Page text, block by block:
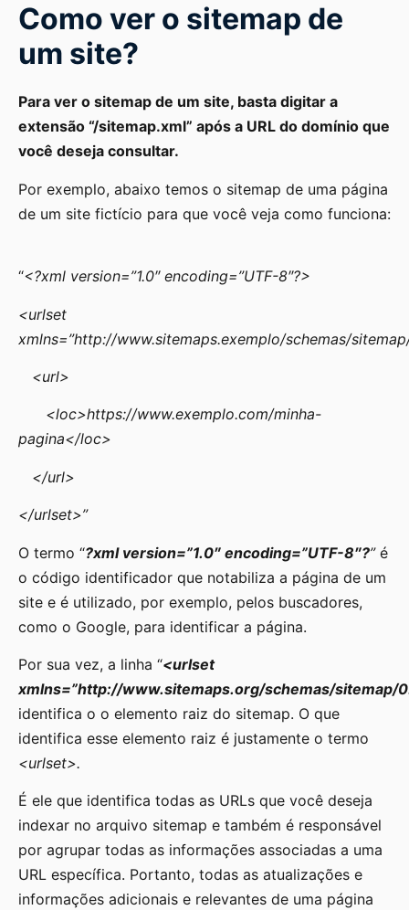
Como ver o sitemap de
um site?
Para ver o sitemap de um site, basta digitar a
extensão “/sitemap.xml” após a URL do domínio que
você deseja consultar.
Por exemplo, abaixo temos o sitemap de uma página
de um site fictício para que você veja como funciona:
“<?xml version=”1.0″ encoding=”UTF-8″?>
<urlset
xmlns=”http://www.sitemaps.exemplo/schemas/
<url>
<loc>https://www.exemplo.com/minha-
pagina</loc>
</url>
</urlset>”
O termo “?xml version=”1.0″ encoding=”UTF-8″?”é
o código identificador que notabiliza a página de um
site e é utilizado, por exemplo, pelos buscadores,
como o Google, para identificar a página.
Por sua vez, a linha “<urlset
xmlns=”http://www.sitemaps.org/schemas/sitemap/
identifica o o elemento raiz do sitemap. O que
identifica esse elemento raiz é justamente o termo
<urlset>.
É ele que identifica todas as URLs que você deseja
indexar no arquivo sitemap e também é responsável
por agrupar todas as informações associadas a uma
URL específica. Portanto, todas as atualizações e
informações adicionais e relevantes de uma página